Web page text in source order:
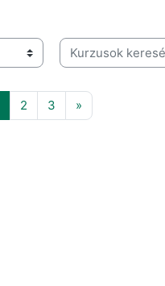
Kurzusok keresése
1 oldal
22 oldal
33 oldal
»Következő oldal